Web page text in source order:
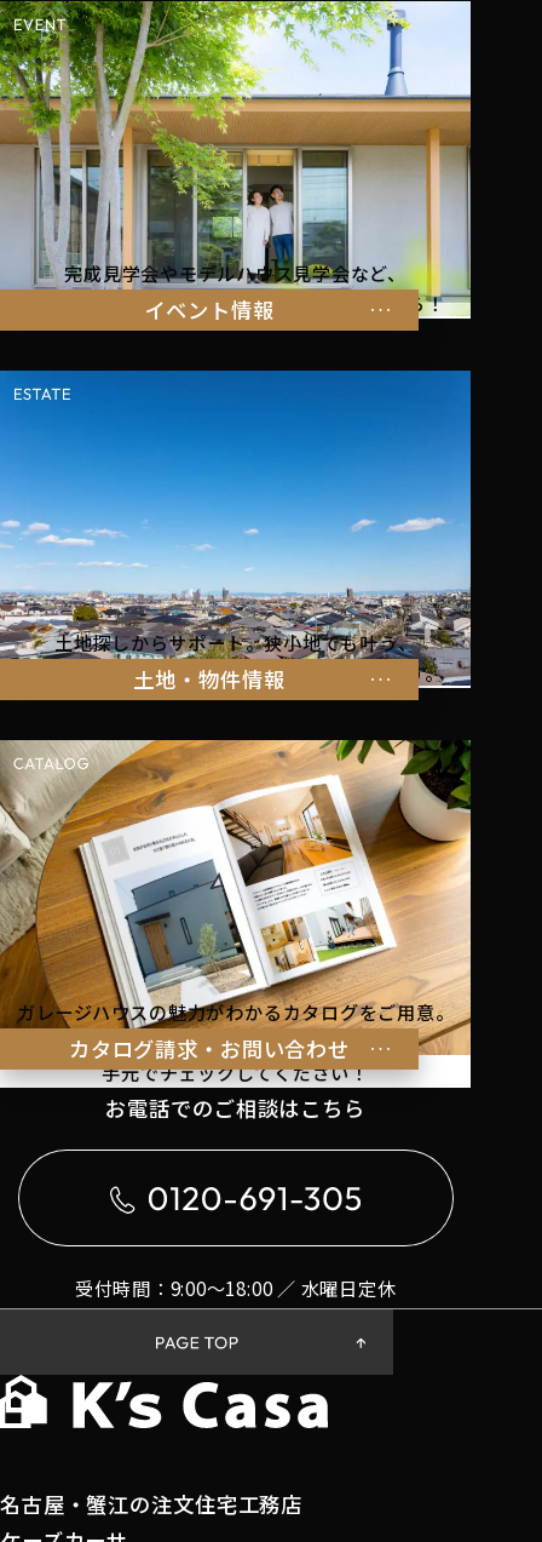
イベント情報
完成見学会やモデルハウス見学会など、
暮らしを体感できるイベント情報はこちらから！
土地・物件情報
土地探しからサポート。狭小地でも叶う、
家族の暮らしにぴったりな物件をご紹介します。
カタログ請求・お問い合わせ
ガレージハウスの魅力がわかるカタログをご用意。
理想の暮らしのヒントを
手元でチェックしてください！
お電話でのご相談はこちら
受付時間：9:00〜18:00 ／ 水曜日定休
名古屋・蟹江の注文住宅工務店